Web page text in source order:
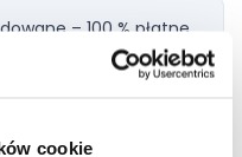
cookie
– 100 % płatne.